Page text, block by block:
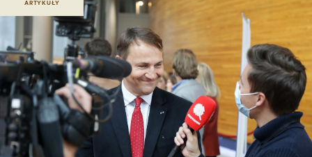
ARTYKUŁY